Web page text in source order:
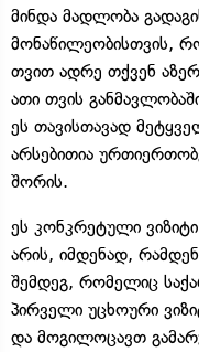
მინდა მადლობა
მონაწილეობისთვის,
თვით ადრე თქვენ
ათი თვის
ეს თავისთავად
არსებითია
შორის.
ეს კონკრეტული
არის, იმდენად,
შემდეგ, რომელიც
პირველი უცხოური
და მოგილოცავთ